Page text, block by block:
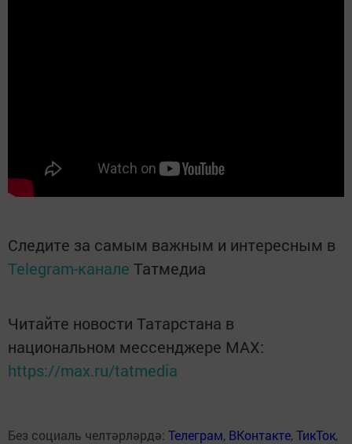
Следите за самым важным и интересным в
Telegram-канале Татмедиа
Читайте новости Татарстана в
национальном мессенджере MАХ:
https://max.ru/tatmedia
Без социаль челтәрләрдә: Телеграм, ВКонтакте,ТикТок,